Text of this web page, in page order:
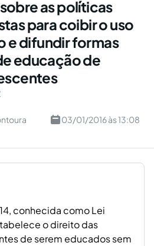
as políticas
para coibir o uso
e difundir formas
educação de
03/01/2016 às 13:08
conhecida como Lei
o direito das
de serem educados sem